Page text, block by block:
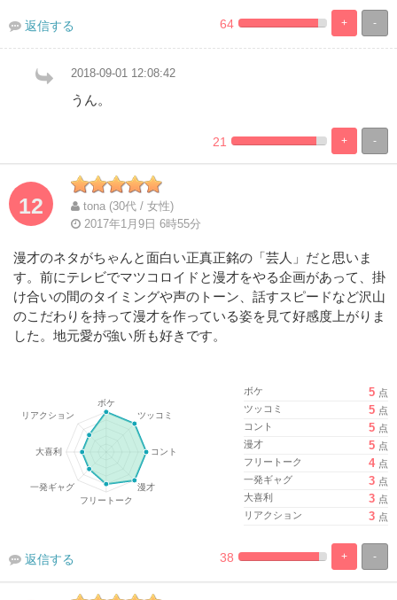
-
+
%
100%
64
返信する
2018-09-01 12:08:42
うん。
-
+
%
Complete
100%
Complete
21
12
tona (30代 / 女性)
2017年1月9日 6時55分
漫才のネタがちゃんと面白い正真正銘の「芸人」だと思いま
す。前にテレビでマツコロイドと漫才をやる企画があって、掛
け合いの間のタイミングや声のトーン、話すスピードなど沢山
のこだわりを持って漫才を作っている姿を見て好感度上がりま
した。地元愛が強い所も好きです。
ボケ 5 点
ツッコミ
5 点
コント
5 点
漫才
5 点
フリートーク
4 点
一発ギャグ
3 点
大喜利
3 点
リアクション
3 点
-
+
%
100%
38
返信する